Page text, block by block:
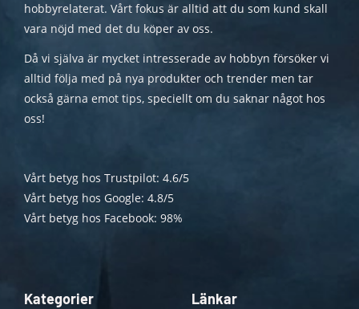
hobbyrelaterat. Vårt fokus är alltid att du som kund skall
vara nöjd med det du köper av oss.
Då vi själva är mycket intresserade av hobbyn försöker vi
alltid följa med på nya produkter och trender men tar
också gärna emot tips, speciellt om du saknar något hos
oss!
Vårt betyg hos Trustpilot: 4.6/5
Vårt betyg hos Google: 4.8/5
Vårt betyg hos Facebook: 98%
Kategorier Länkar